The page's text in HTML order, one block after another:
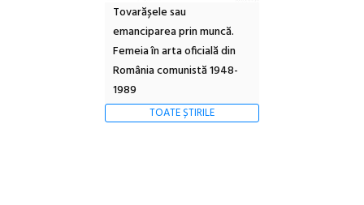
Tovarășele sau
emanciparea prin muncă.
Femeia în arta oficială din
România comunistă 1948-
1989
TOATE ȘTIRILE